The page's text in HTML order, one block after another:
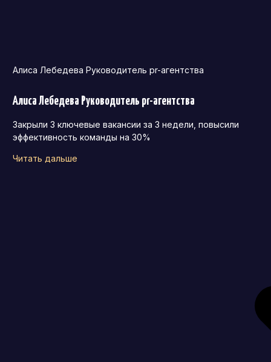
Алиса Лебедева Руководитель pr-агентства
Алиса Лебедева Руководитель pr-агентства
Закрыли 3 ключевые вакансии за 3 недели, повысили
эффективность команды на 30%
Читать дальше